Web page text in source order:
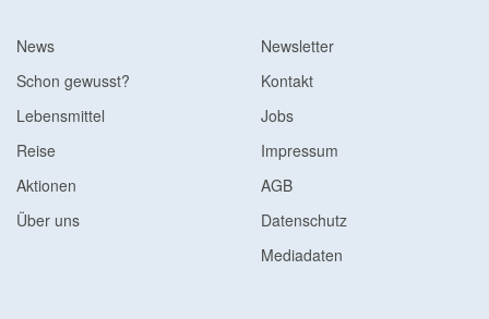
News
Schon gewusst?
Lebensmittel
Reise
Aktionen
Über uns
Newsletter
Kontakt
Jobs
Impressum
AGB
Datenschutz
Mediadaten